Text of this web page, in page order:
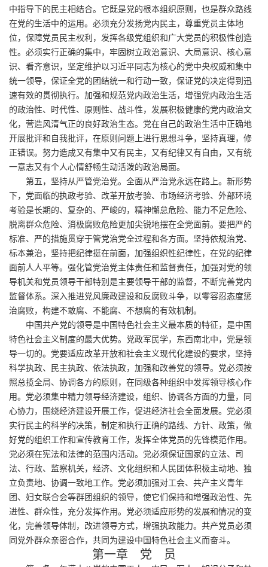
中指导下的民主相结合。它既是党的根本组织原则，也是群众路线
在党的生活中的运用。必须充分发扬党内民主，尊重党员主体地
位，保障党员民主权利，发挥各级党组织和广大党员的积极性创造
性。必须实行正确的集中，牢固树立政治意识、大局意识、核心意
识、看齐意识，坚定维护以习近平同志为核心的党中央权威和集中
统一领导，保证全党的团结统一和行动一致，保证党的决定得到迅
速有效的贯彻执行。加强和规范党内政治生活，增强党内政治生活
的政治性、时代性、原则性、战斗性，发展积极健康的党内政治文
化，营造风清气正的良好政治生态。党在自己的政治生活中正确地
开展批评和自我批评，在原则问题上进行思想斗争，坚持真理，修
正错误。努力造成又有集中又有民主，又有纪律又有自由，又有统
一意志又有个人心情舒畅生动活泼的政治局面。
第五，坚持从严管党治党。全面从严治党永远在路上。新形势
下，党面临的执政考验、改革开放考验、市场经济考验、外部环境
考验是长期的、复杂的、严峻的，精神懈怠危险、能力不足危险、
脱离群众危险、消极腐败危险更加尖锐地摆在全党面前。要把严的
标准、严的措施贯穿于管党治党全过程和各方面。坚持依规治党、
标本兼治，坚持把纪律挺在前面，加强组织性纪律性，在党的纪律
面前人人平等。强化管党治党主体责任和监督责任，加强对党的领
导机关和党员领导干部特别是主要领导干部的监督，不断完善党内
监督体系。深入推进党风廉政建设和反腐败斗争，以零容忍态度惩
治腐败，构建不敢腐、不能腐、不想腐的有效机制。
中国共产党的领导是中国特色社会主义最本质的特征，是中国
特色社会主义制度的最大优势。党政军民学，东西南北中，党是领
导一切的。党要适应改革开放和社会主义现代化建设的要求，坚持
科学执政、民主执政、依法执政，加强和改善党的领导。党必须按
照总揽全局、协调各方的原则，在同级各种组织中发挥领导核心作
用。党必须集中精力领导经济建设，组织、协调各方面的力量，同
心协力，围绕经济建设开展工作，促进经济社会全面发展。党必须
实行民主的科学的决策，制定和执行正确的路线、方针、政策，做
好党的组织工作和宣传教育工作，发挥全体党员的先锋模范作用。
党必须在宪法和法律的范围内活动。党必须保证国家的立法、司
法、行政、监察机关，经济、文化组织和人民团体积极主动地、独
立负责地、协调一致地工作。党必须加强对工会、共产主义青年
团、妇女联合会等群团组织的领导，使它们保持和增强政治性、先
进性、群众性，充分发挥作用。党必须适应形势的发展和情况的变
化，完善领导体制，改进领导方式，增强执政能力。共产党员必须
同党外群众亲密合作，共同为建设中国特色社会主义而奋斗。
第一章 党 员